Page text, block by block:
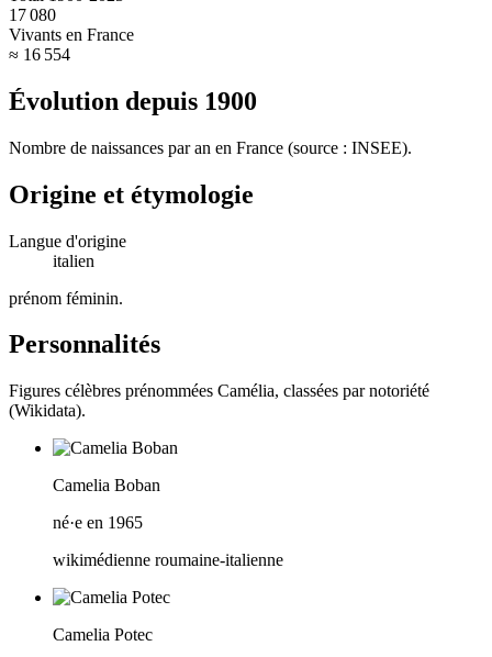
17 080
Vivants en France
≈ 16 554
Évolution depuis 1900
Nombre de naissances par an en France (source : INSEE).
Origine et étymologie
Langue d'origine
italien
prénom féminin.
Personnalités
Figures célèbres prénommées Camélia, classées par notoriété
(Wikidata).
Camelia Boban‎
né·e en 1965
wikimédienne roumaine-italienne
Camelia Potec